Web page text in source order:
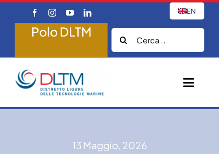
contenuto
EN
Polo DLTM
13 Maggio, 2026